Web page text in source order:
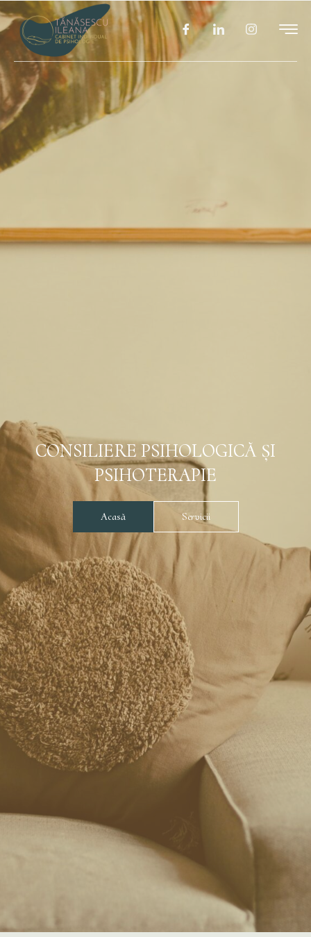
CONSILIERE PSIHOLOGICĂ ȘI
PSIHOTERAPIE
Acasă Servicii